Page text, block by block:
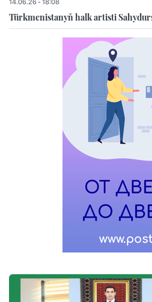
14.06.26 - 18:08
Türkmenistanyň halk artisti